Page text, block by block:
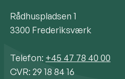
Rådhuspladsen 1
3300 Frederiksværk
Telefon: +45 47 78 40 00
CVR: 29 18 84 16